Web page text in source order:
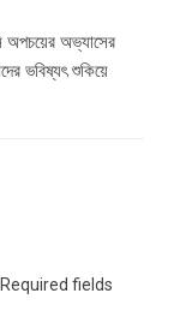
অপচয়ের অভ্যাসের
ভবিষ্যৎ শুকিয়ে
Required fields